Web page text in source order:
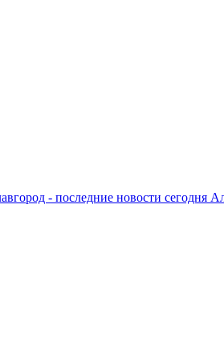
- последние новости сегодня